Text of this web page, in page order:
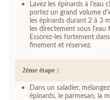
Lavez les épinards à l'eau
portez un grand volume
les épinards durant 2 à 3
les directement sous
Essorez-les fortement
finement et réservez.
2ème étape :
Dans un saladier,
épinards, le parmesan, la